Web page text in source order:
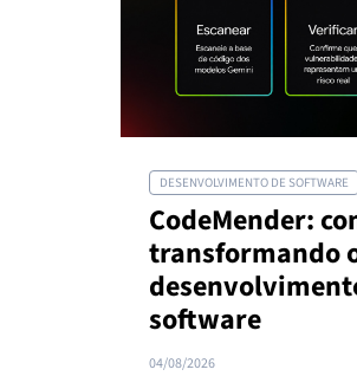
DESENVOLVIMENTO DE SOFTWARE
CodeMender:
transformando
software
04/08/2026